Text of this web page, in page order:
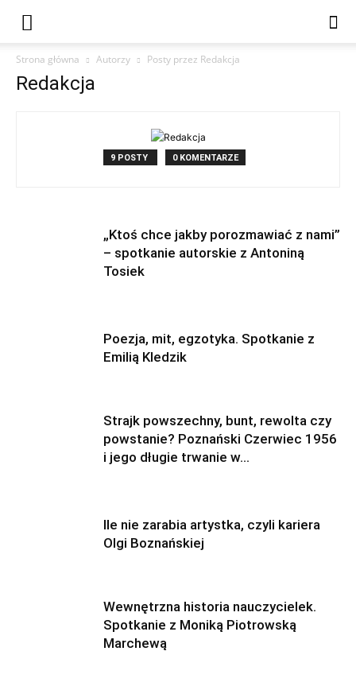
Strona główna Autorzy Posty przez Redakcja
Redakcja
9 POSTY 0 KOMENTARZE
„Ktoś chce jakby porozmawiać z nami”
– spotkanie autorskie z Antoniną
Tosiek
Poezja, mit, egzotyka. Spotkanie z
Emilią Kledzik
Strajk powszechny, bunt, rewolta czy
powstanie? Poznański Czerwiec 1956
i jego długie trwanie w...
Ile nie zarabia artystka, czyli kariera
Olgi Boznańskiej
Wewnętrzna historia nauczycielek.
Spotkanie z Moniką Piotrowską
Marchewą